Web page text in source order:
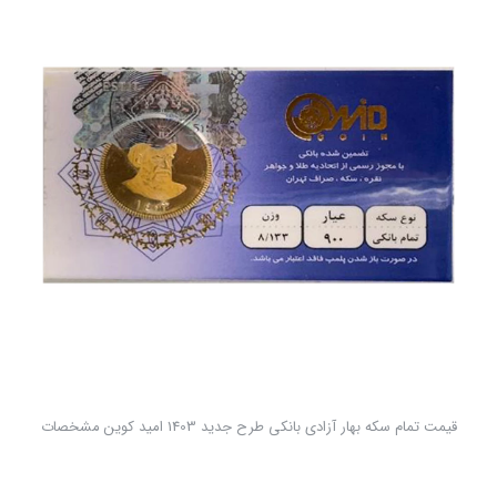
قیمت تمام سکه بهار آزادی بانکی طرح جدید 1403 امید کوین مشخصات